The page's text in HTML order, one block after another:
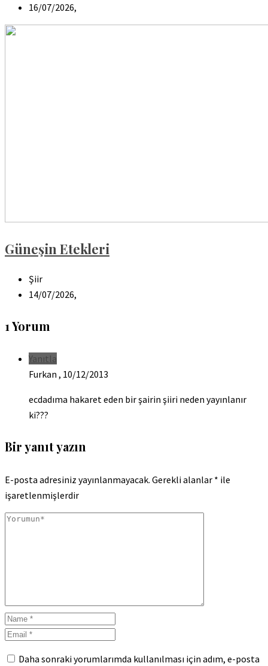
16/07/2026,
Güneşin Etekleri
Şiir
14/07/2026,
1 Yorum
Yanıtla
Furkan , 10/12/2013
ecdadıma hakaret eden bir şairin şiiri neden yayınlanır
ki???
Bir yanıt yazın
E-posta adresiniz yayınlanmayacak. Gerekli alanlar * ile
işaretlenmişlerdir
Daha sonraki yorumlarımda kullanılması için adım, e-posta